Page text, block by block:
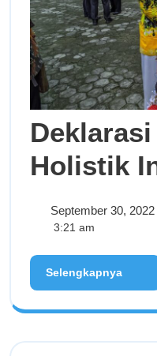
Deklarasi
Holistik
September 30, 2022
3:21 am
Selengkapnya